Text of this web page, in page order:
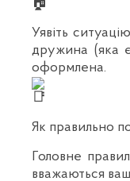
Уявіть
дружина (яка
оформлена.
Як правильно
Головне
вважаються